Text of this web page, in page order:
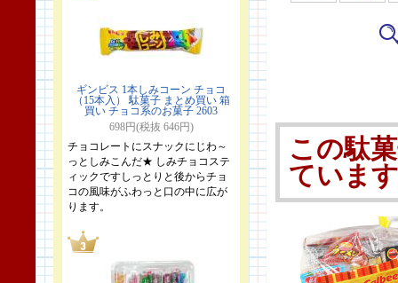
ギンビス 1本しみコーン チョコ
（15本入） 駄菓子 まとめ買い 箱
買い チョコ系のお菓子 2603
698円(税抜 646円)
チョコレートにスナックにじわ～
っとしみこんだ★ しみチョコステ
ィックですしっとりと後からチョ
コの風味がふわっと口の中に広が
ります。
この駄
ていま